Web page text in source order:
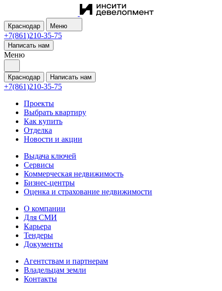
Краснодар Меню
+7(861)210-35-75
Написать нам
Меню
Краснодар Написать нам
+7(861)210-35-75
Проекты
Выбрать квартиру
Как купить
Отделка
Новости и акции
Выдача ключей
Сервисы
Коммерческая недвижимость
Бизнес-центры
Оценка и страхование недвижимости
О компании
Для СМИ
Карьера
Тендеры
Документы
Агентствам и партнерам
Владельцам земли
Контакты